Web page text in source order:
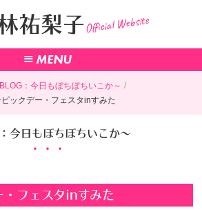
祐梨子Official Website
：今日もぼちぼちいこか～
ピックデー・フェスタinすみた
今日もぼちぼちいこか～
・フェスタinすみた